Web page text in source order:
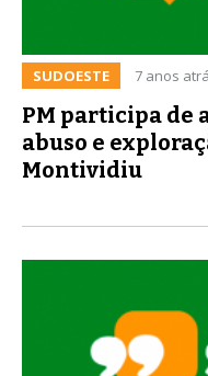
SUDOESTE 7 anos
PM participa de
abuso e
Montividiu